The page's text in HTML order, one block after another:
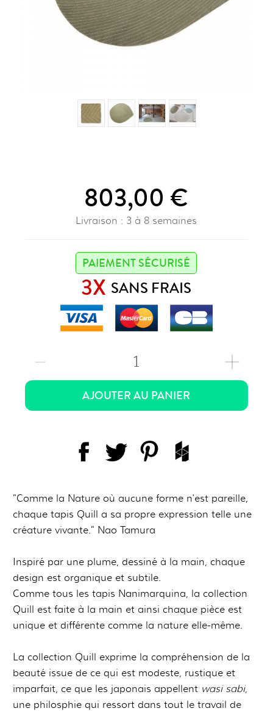
803,00 €
Livraison : 3 à 8 semaines
PAIEMENT SÉCURISÉ
3X SANS FRAIS
1
AJOUTER AU PANIER
"Comme la Nature où aucune forme n'est pareille,
chaque tapis Quill a sa propre expression telle une
créature vivante." Nao Tamura
Inspiré par une plume, dessiné à la main, chaque
design est organique et subtile.
Comme tous les tapis Nanimarquina, la collection
Quill est faite à la main et ainsi chaque pièce est
unique et différente comme la nature elle-même.
La collection Quill exprime la compréhension de la
beauté issue de ce qui est modeste, rustique et
imparfait, ce que les japonais appellent wasi sabi,
une philosphie qui ressort dans tout le travail de